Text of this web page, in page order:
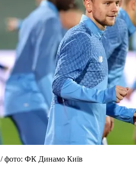
фото: ФК Динамо Київ